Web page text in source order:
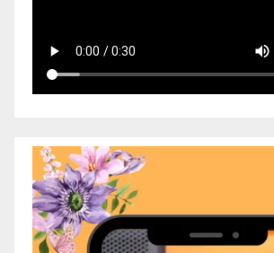
Video
Player